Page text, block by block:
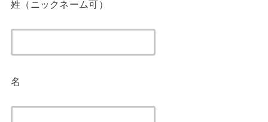
姓（ニックネーム可）
名